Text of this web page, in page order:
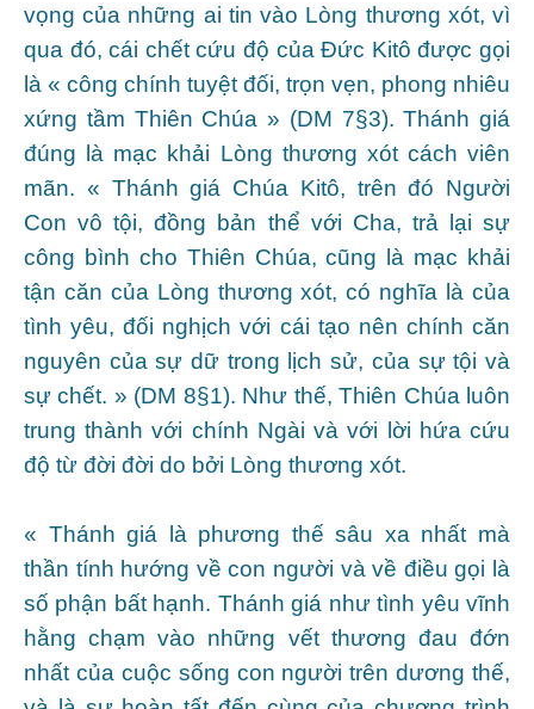
vọng của những ai tin vào Lòng thương xót, vì
qua đó, cái chết cứu độ của Đức Kitô được gọi
là « công chính tuyệt đối, trọn vẹn, phong nhiêu
xứng tầm Thiên Chúa » (DM 7§3). Thánh giá
đúng là mạc khải Lòng thương xót cách viên
mãn. « Thánh giá Chúa Kitô, trên đó Người
Con vô tội, đồng bản thể với Cha, trả lại sự
công bình cho Thiên Chúa, cũng là mạc khải
tận căn của Lòng thương xót, có nghĩa là của
tình yêu, đối nghịch với cái tạo nên chính căn
nguyên của sự dữ trong lịch sử, của sự tội và
sự chết. » (DM 8§1). Như thế, Thiên Chúa luôn
trung thành với chính Ngài và với lời hứa cứu
độ từ đời đời do bởi Lòng thương xót.
« Thánh giá là phương thế sâu xa nhất mà
thần tính hướng về con người và về điều gọi là
số phận bất hạnh. Thánh giá như tình yêu vĩnh
hằng chạm vào những vết thương đau đớn
nhất của cuộc sống con người trên dương thế,